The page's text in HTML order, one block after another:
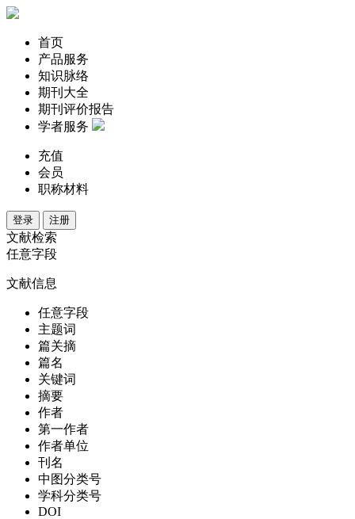
首页
产品服务
知识脉络
期刊大全
期刊评价报告
学者服务
充值
会员
职称材料
登录 注册
文献检索
任意字段
文献信息
任意字段
主题词
篇关摘
篇名
关键词
摘要
作者
第一作者
作者单位
刊名
中图分类号
学科分类号
DOI